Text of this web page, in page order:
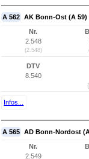
A 562 AK Bonn-Ost (A
Nr.
2.548
(2.548)
DTV
8.540
Infos...
A 565 AD Bonn-Nordost
Nr.
2.549